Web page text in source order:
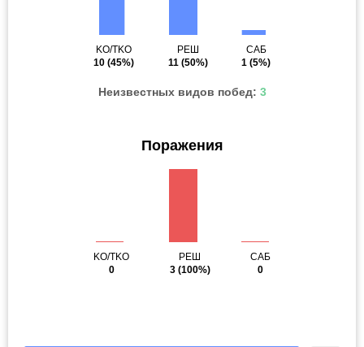
KO/TKO
10 (45%)
РЕШ
11(50%)
САБ
1 (5%)
Неизвестных видов побед: 3
Поражения
KO/TKO
0
РЕШ
3(100%)
САБ
0